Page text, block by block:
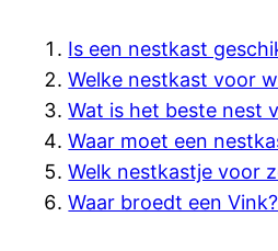
Is een nestkast
Welke nestkast voor
Wat is het beste nest
Waar moet een
Welk nestkastje voor
Waar broedt een Vink?